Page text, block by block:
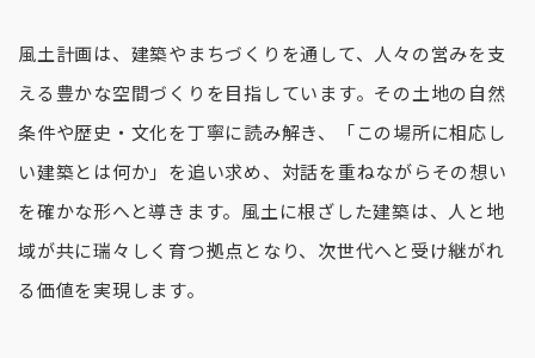
風土計画は、建築やまちづくりを通して、人々の営みを支
える豊かな空間づくりを目指しています。 その土地の自然
条件や歴史・文化を丁寧に読み解き、
「この場所に相応し
い建築とは何か」を追い求め、対話を重ねながらその想い
を確かな形へと導きます。 風土に根ざした建築は、人と地
域が共に瑞々しく育つ拠点となり、次世代へと受け継がれ
る価値を実現します。